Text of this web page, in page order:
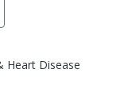
Heart Disease
、SCT：